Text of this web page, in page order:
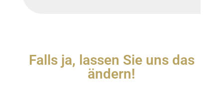
Falls ja, lassen Sie uns das
ändern!